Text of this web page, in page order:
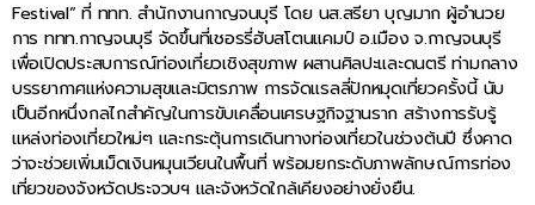
Festival” ที่ ททท. สำนักงานกาญจนบุรี โดย นส.สรียา บุญมาก ผู้อำนวย
การ ททท.กาญจนบุรี จัดขึ้นที่เชอรรี่ฮับสโตนแคมป์ อ.เมือง จ.กาญจนบุรี
เพื่อเปิดประสบการณ์ท่องเที่ยวเชิงสุขภาพ ผสานศิลปะและดนตรี ท่ามกลาง
บรรยากาศแห่งความสุขและมิตรภาพ การจัดแรลลี่ปักหมุดเที่ยวครั้งนี้ นับ
เป็นอีกหนึ่งกลไกสำคัญในการขับเคลื่อนเศรษฐกิจฐานราก สร้างการรับรู้
แหล่งท่องเที่ยวใหม่ๆ และกระตุ้นการเดินทางท่องเที่ยวในช่วงต้นปี ซึ่งคาด
ว่าจะช่วยเพิ่มเม็ดเงินหมุนเวียนในพื้นที่ พร้อมยกระดับภาพลักษณ์การท่อง
เที่ยวของจังหวัดประจวบฯ และจังหวัดใกล้เคียงอย่างยั่งยืน.